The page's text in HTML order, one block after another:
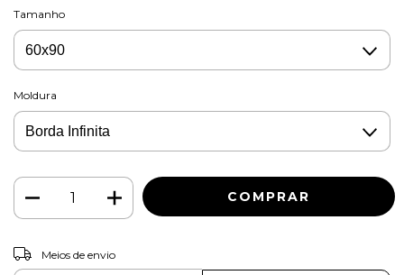
Tamanho
Moldura
Entregas para o CEP:
Meios de envio